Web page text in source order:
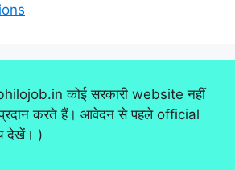
कोई सरकारी website नहीं
करते हैं। आवेदन से पहले official
देखें। )